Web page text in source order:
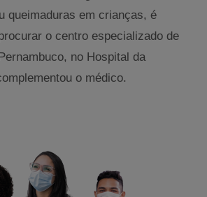
queimaduras em crianças, é
o centro especializado de
no Hospital da
o médico.